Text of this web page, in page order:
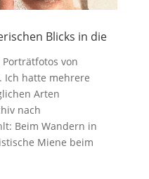
Blicks in die
von
hatte mehrere
Arten
nach
Beim Wandern in
Miene beim